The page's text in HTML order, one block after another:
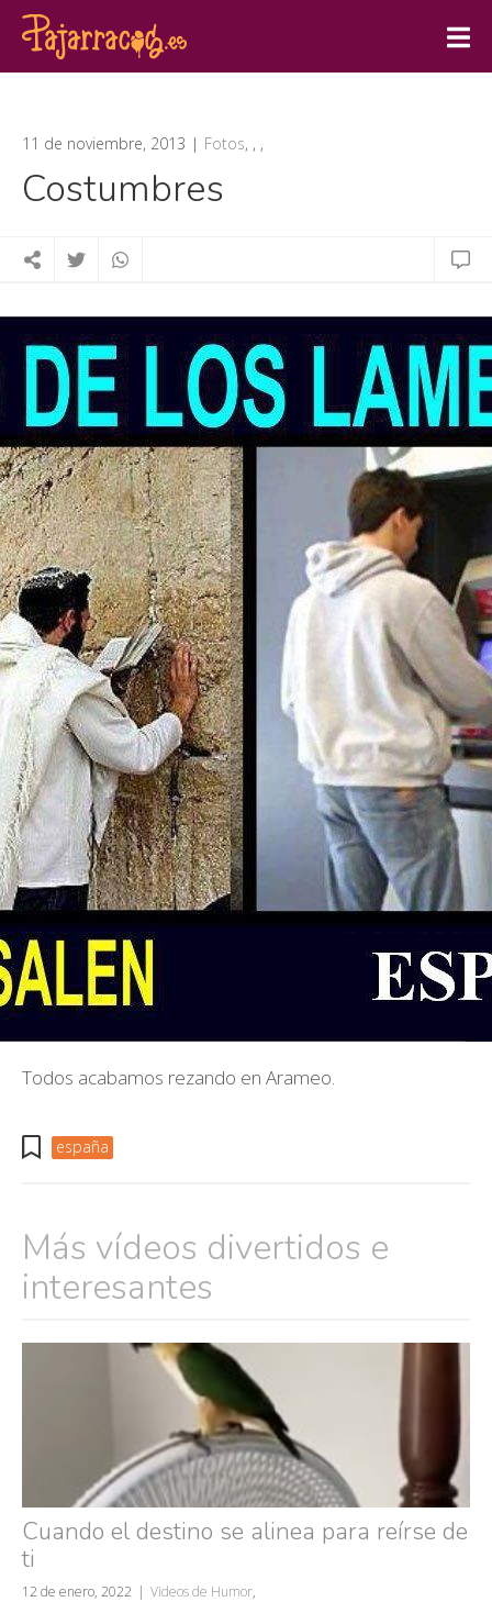
11 de noviembre, 2013 Fotos, , ,
Costumbres
Todos acabamos rezando en Arameo.
españa
Más vídeos divertidos e
interesantes
Cuando el destino se alinea para reírse de
ti
12 de enero, 2022 Videos de Humor,